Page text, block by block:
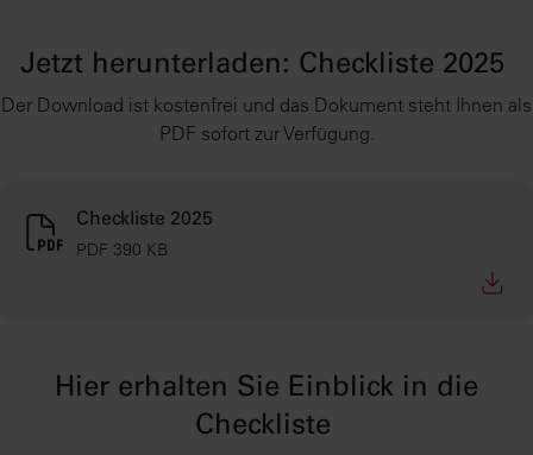
Jetzt herunterladen: Checkliste 2025
Der Download ist kostenfrei und das Dokument steht Ihnen als
PDF sofort zur Verfügung.
Checkliste 2025
PDF 390 KB
Hier erhalten Sie Einblick in die
Checkliste